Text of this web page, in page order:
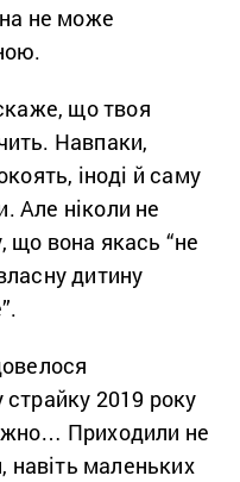
не може
що твоя
Навпаки,
іноді й саму
Але ніколи не
що вона якась “не
дитину
страйку 2019 року
Приходили не
навіть маленьких